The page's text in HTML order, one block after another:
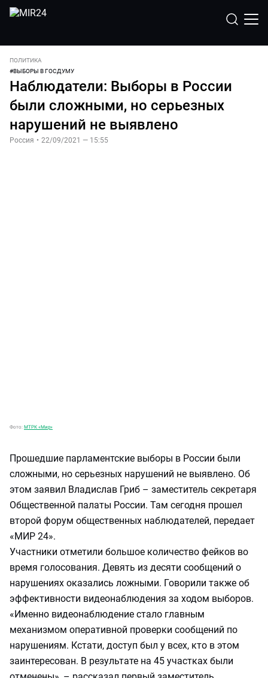
ПОЛИТИКА
#ВЫБОРЫ В ГОСДУМУ
Наблюдатели: Выборы в России
были сложными, но серьезных
нарушений не выявлено
Россия • 22/09/2021 — 15:55
Фото: МТРК «Мир»
Прошедшие парламентские выборы в России были
сложными, но серьезных нарушений не выявлено. Об
этом заявил Владислав Гриб – заместитель секретаря
Общественной палаты России. Там сегодня прошел
второй форум общественных наблюдателей, передает
«МИР 24».
Участники отметили большое количество фейков во
время голосования. Девять из десяти сообщений о
нарушениях оказались ложными. Говорили также об
эффективности видеонаблюдения за ходом выборов.
«Именно видеонаблюдение стало главным
механизмом оперативной проверки сообщений по
нарушениям. Кстати, доступ был у всех, кто в этом
заинтересован. В результате на 45 участках были